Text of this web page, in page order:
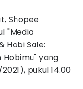
Shopee
"Media
Hobi Sale:
Hobimu" yang
pukul 14.00